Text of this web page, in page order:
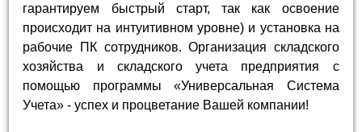
гарантируем быстрый старт, так как освоение
происходит на интуитивном уровне) и установка на
рабочие ПК сотрудников. Организация складского
хозяйства и складского учета предприятия с
помощью программы «Универсальная Система
Учета» - успех и процветание Вашей компании!